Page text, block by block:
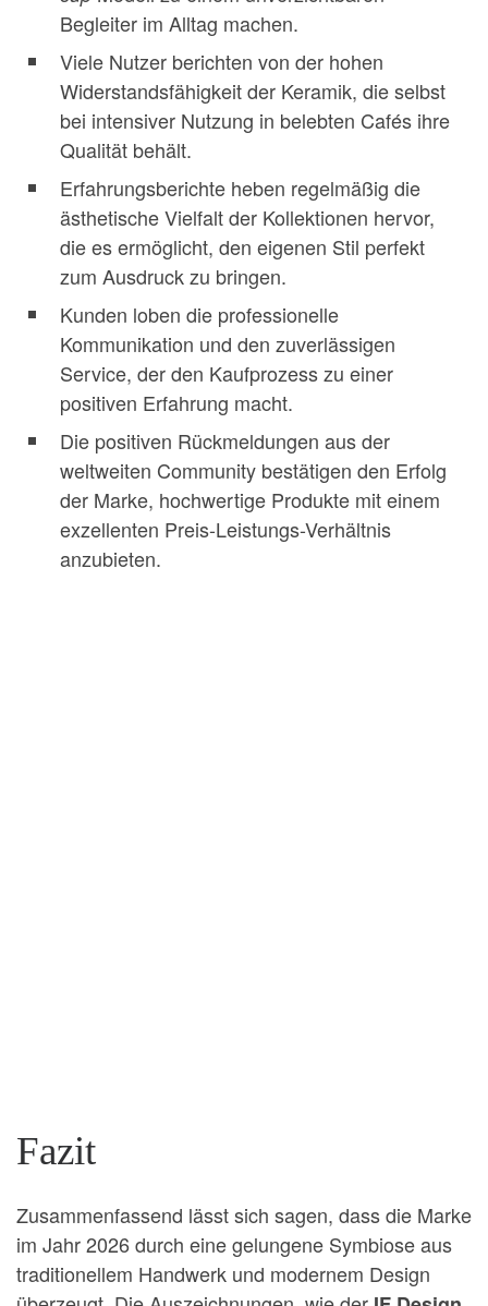
Begleiter im Alltag machen.
Viele Nutzer berichten von der hohen
Widerstandsfähigkeit der Keramik, die selbst
bei intensiver Nutzung in belebten Cafés ihre
Qualität behält.
Erfahrungsberichte heben regelmäßig die
ästhetische Vielfalt der Kollektionen hervor,
die es ermöglicht, den eigenen Stil perfekt
zum Ausdruck zu bringen.
Kunden loben die professionelle
Kommunikation und den zuverlässigen
Service, der den Kaufprozess zu einer
positiven Erfahrung macht.
Die positiven Rückmeldungen aus der
weltweiten Community bestätigen den Erfolg
der Marke, hochwertige Produkte mit einem
exzellenten Preis-Leistungs-Verhältnis
anzubieten.
Fazit
Zusammenfassend lässt sich sagen, dass die Marke
im Jahr 2026 durch eine gelungene Symbiose aus
traditionellem Handwerk und modernem Design